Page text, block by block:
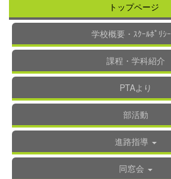
トップページ
学校概要・ｽｸｰﾙﾎﾟﾘｼｰ
課程・学科紹介
PTAより
部活動
進路指導
同窓会